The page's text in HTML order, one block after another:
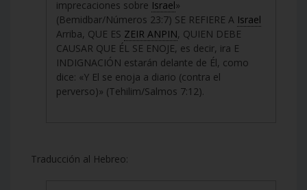
imprecaciones sobre Israel»
(Bemidbar/Números 23:7) SE REFIERE A Israel
Arriba, QUE ES ZEIR ANPIN, QUIEN DEBE
CAUSAR QUE ÉL SE ENOJE, es decir, ira E
INDIGNACIÓN estarán delante de Él, como
dice: «Y El se enoja a diario (contra el
perverso)» (Tehilim/Salmos 7:12).
Traducción al Hebreo: